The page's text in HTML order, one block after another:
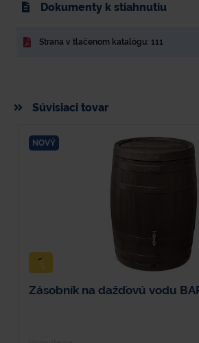
Dokumenty k stiahnutiu
Strana v tlačenom katalógu: 111
Súvisiaci tovar
NOVÝ
Zásobník na dažďovú vodu